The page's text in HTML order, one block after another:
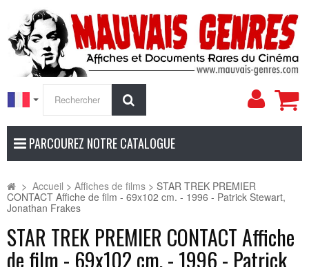
Mon
PARCOUREZ NOTRE CATALOGUE
> Accueil > Affiches de films > STAR TREK PREMIER
CONTACT Affiche de film - 69x102 cm. - 1996 - Patrick Stewart,
Jonathan Frakes
STAR TREK PREMIER CONTACT Affiche
de film - 69x102 cm. - 1996 - Patrick